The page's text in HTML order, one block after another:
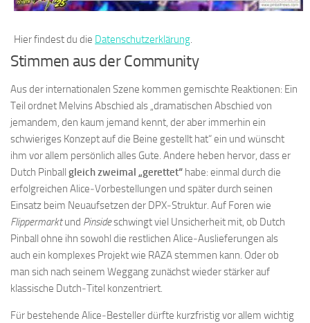
Hier findest du die Datenschutzerklärung.
Stimmen aus der Community
Aus der internationalen Szene kommen gemischte Reaktionen: Ein
Teil ordnet Melvins Abschied als „dramatischen Abschied von
jemandem, den kaum jemand kennt, der aber immerhin ein
schwieriges Konzept auf die Beine gestellt hat“ ein und wünscht
ihm vor allem persönlich alles Gute. Andere heben hervor, dass er
Dutch Pinball gleich zweimal „gerettet“ habe: einmal durch die
erfolgreichen Alice‑Vorbestellungen und später durch seinen
Einsatz beim Neuaufsetzen der DPX‑Struktur. Auf Foren wie
Flippermarktund Pinsideschwingt viel Unsicherheit mit, ob Dutch
Pinball ohne ihn sowohl die restlichen Alice‑Auslieferungen als
auch ein komplexes Projekt wie RAZA stemmen kann. Oder ob
man sich nach seinem Weggang zunächst wieder stärker auf
klassische Dutch‑Titel konzentriert.
Für bestehende Alice‑Besteller dürfte kurzfristig vor allem wichtig